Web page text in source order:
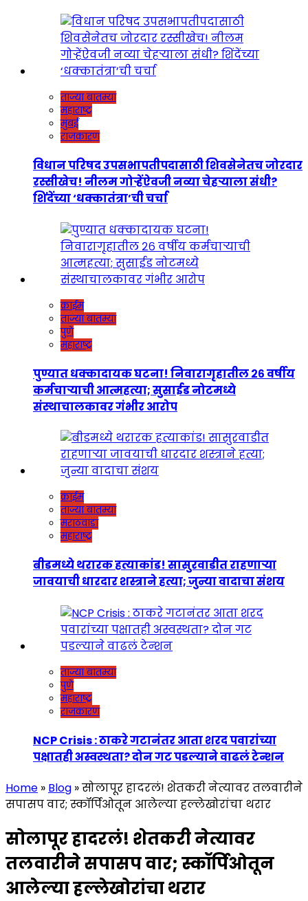
ताज्या बातम्या
महाराष्ट्र
मुंबई
राजकारण
विधान परिषद उपसभापतीपदासाठी शिवसेनेतच जोरदार
रस्सीखेच! नीलम गोऱ्हेंऐवजी नव्या चेहऱ्याला संधी?
शिंदेंच्या ‘धक्कातंत्रा’ची चर्चा
क्राईम
ताज्या बातम्या
पुणे
महाराष्ट्र
पुण्यात धक्कादायक घटना! निवारागृहातील २६ वर्षीय
कर्मचाऱ्याची आत्महत्या; सुसाईड नोटमध्ये
संस्थाचालकावर गंभीर आरोप
क्राईम
ताज्या बातम्या
मराठवाडा
महाराष्ट्र
बीडमध्ये थरारक हत्याकांड! सासुरवाडीत राहणाऱ्या
जावयाची धारदार शस्त्राने हत्या; जुन्या वादाचा संशय
ताज्या बातम्या
पुणे
महाराष्ट्र
राजकारण
NCP Crisis : ठाकरे गटानंतर आता शरद पवारांच्या
पक्षातही अस्वस्थता? दोन गट पडल्याने वाढलं टेन्शन
Home » Blog »सोलापूर हादरलं! शेतकरी नेत्यावर तलवारीने
सपासप वार; स्कॉर्पिओतून आलेल्या हल्लेखोरांचा थरार
सोलापूर हादरलं! शेतकरी नेत्यावर
तलवारीने सपासप वार; स्कॉर्पिओतून
आलेल्या हल्लेखोरांचा थरार